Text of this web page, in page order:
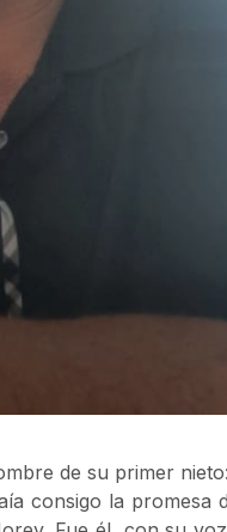
de su primer
consigo la promesa